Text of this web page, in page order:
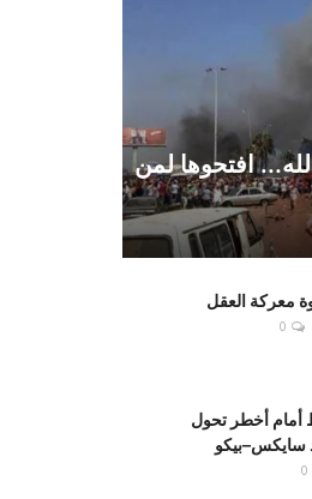
افتحوها لمن
معركة العقل
0
أمام أخطر تحول
سايكس–بيكو
0